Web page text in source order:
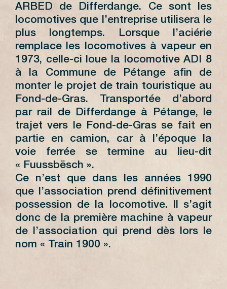
ARBED de Differdange. Ce sont les
locomotives que l’entreprise utilisera le
plus longtemps. Lorsque l’aciérie
remplace les locomotives à vapeur en
1973, celle-ci loue la locomotive ADI 8
à la Commune de Pétange afin de
monter le projet de train touristique au
Fond-de-Gras. Transportée d’abord
par rail de Differdange à Pétange, le
trajet vers le Fond-de-Gras se fait en
partie en camion, car à l’époque la
voie ferrée se termine au lieu-dit
« Fuussbësch ».
Ce n’est que dans les années 1990
que l’association prend définitivement
possession de la locomotive. Il s’agit
donc de la première machine à vapeur
de l’association qui prend dès lors le
nom « Train 1900 ».